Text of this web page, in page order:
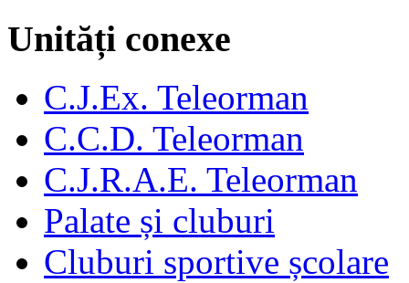
Unități conexe
C.J.Ex. Teleorman
C.C.D. Teleorman
C.J.R.A.E. Teleorman
Palate și cluburi
Cluburi sportive școlare